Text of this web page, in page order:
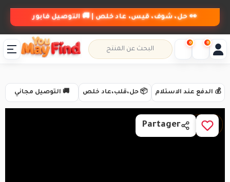
👀 حل، شوف، قيس، عاد خلص | 🚚 التوصيل فابور
🚚 التوصيل مجاني 📦 حل،قلب،عاد خلص 💰 الدفع عند الاستلام
1 / 6
Partager
0 0